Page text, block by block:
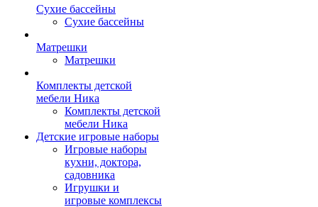
Сухие бассейны
Сухие бассейны
Матрешки
Матрешки
Комплекты детской
мебели Ника
Комплекты детской
мебели Ника
Детские игровые наборы
Игровые наборы
кухни, доктора,
садовника
Игрушки и
игровые комплексы